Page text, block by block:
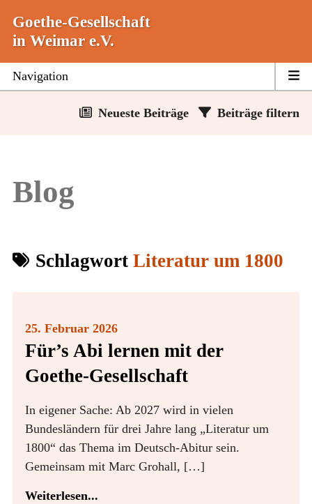
Inhalt
springen
Goethe-Gesellschaft
in Weimar e.V.
Navigation
Neueste Beiträge Beiträge filtern
Blog
Schlagwort Literatur um 1800
25. Februar 2026
Für’s Abi lernen mit der
Goethe-Gesellschaft
In eigener Sache: Ab 2027 wird in vielen
Bundesländern für drei Jahre lang „Literatur um
1800“ das Thema im Deutsch-Abitur sein.
Gemeinsam mit Marc Grohall, […]
Weiterlesen...